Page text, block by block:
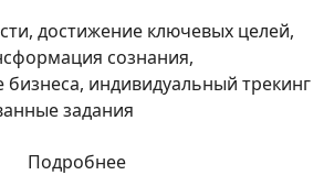
достижение ключевых целей,
сознания,
индивидуальный трекинг
задания
Подробнее